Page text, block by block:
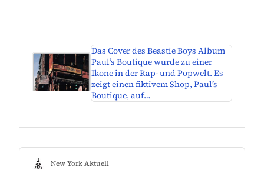
Das Cover des Beastie Boys Album
Paul’s Boutique wurde zu einer
Ikone in der Rap- und Popwelt. Es
zeigt einen fiktivem Shop, Paul’s
Boutique, auf…
New York Aktuell